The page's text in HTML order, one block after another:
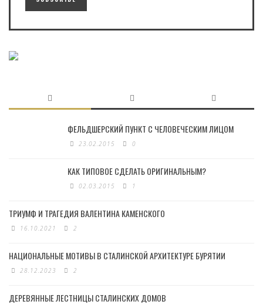
ФЕЛЬДШЕРСКИЙ ПУНКТ С ЧЕЛОВЕЧЕСКИМ ЛИЦОМ
23.02.2015 0
КАК ТИПОВОЕ СДЕЛАТЬ ОРИГИНАЛЬНЫМ?
02.03.2015 1
ТРИУМФ И ТРАГЕДИЯ ВАЛЕНТИНА КАМЕНСКОГО
16.10.2021 2
НАЦИОНАЛЬНЫЕ МОТИВЫ В СТАЛИНСКОЙ АРХИТЕКТУРЕ БУРЯТИИ
28.12.2023 2
ДЕРЕВЯННЫЕ ЛЕСТНИЦЫ СТАЛИНСКИХ ДОМОВ